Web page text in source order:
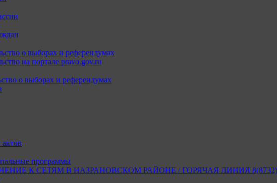
о выборах и референдумах
на портале pravo.gov.ru
о выборах и референдумах
программы
К СЕТЯМ В НАЗРАНОВСКОМ РАЙОНЕ / ГОРЯЧАЯ ЛИНИЯ 8(8732)